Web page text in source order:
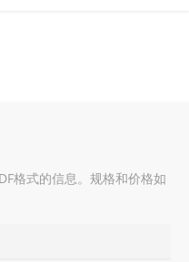
格式的信息。规格和价格如